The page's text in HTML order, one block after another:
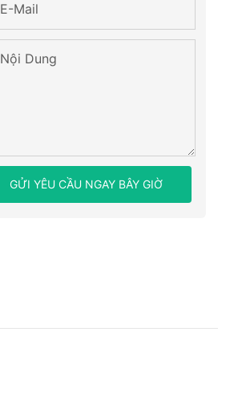
E-Mail
Nội Dung
GỬI YÊU CẦU NGAY BÂY GIỜ